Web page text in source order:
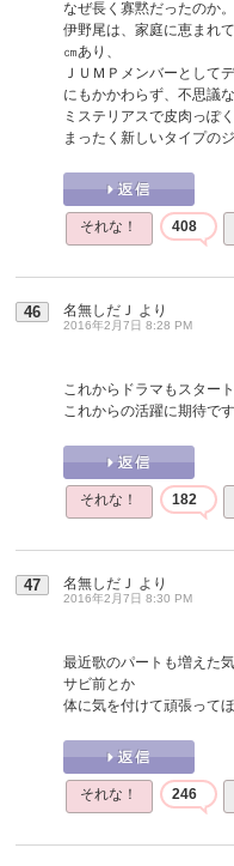
なぜ長く寡黙だったのか。
伊野尾は、家庭に恵まれ
㎝あり、
ＪＵＭＰメンバーとして
にもかかわらず、不思議な
ミステリアスで皮肉っぽ
まったく新しいタイプの
それな！ 408
46 名無しだＪ より
2016年2月7日 8:28 PM
これからドラマもスタート
これからの活躍に期待で
それな！ 182
47 名無しだＪ より
2016年2月7日 8:30 PM
最近歌のパートも増えた
サビ前とか
体に気を付けて頑張って
それな！ 246